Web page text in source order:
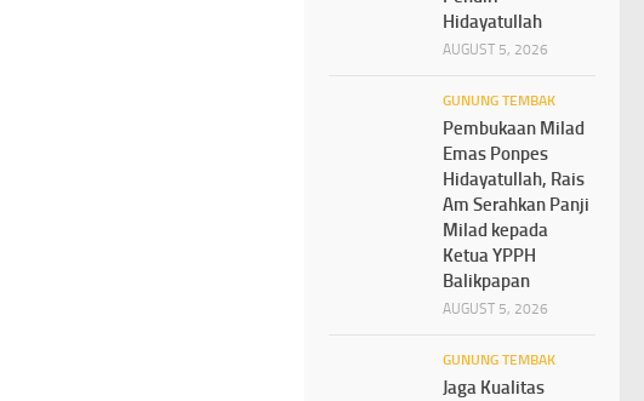
Hidayatullah
AUGUST 5, 2026
GUNUNG TEMBAK
Pembukaan Milad
Emas Ponpes
Hidayatullah, Rais
Am Serahkan Panji
Milad kepada
Ketua YPPH
Balikpapan
AUGUST 5, 2026
GUNUNG TEMBAK
Jaga Kualitas